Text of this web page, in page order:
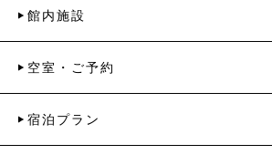
館内施設
空室・ご予約
宿泊プラン